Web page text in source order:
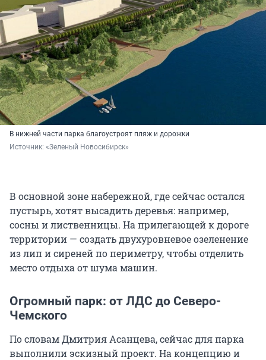
В нижней части парка благоустроят пляж и дорожки
Источник: «Зеленый Новосибирск»
В основной зоне набережной, где сейчас остался
пустырь, хотят высадить деревья: например,
сосны и лиственницы. На прилегающей к дороге
территории — создать двухуровневое озеленение
из лип и сиреней по периметру, чтобы отделить
место отдыха от шума машин.
Огромный парк: от ЛДС до Северо-
Чемского
По словам Дмитрия Асанцева, сейчас для парка
выполнили эскизный проект. На концепцию и